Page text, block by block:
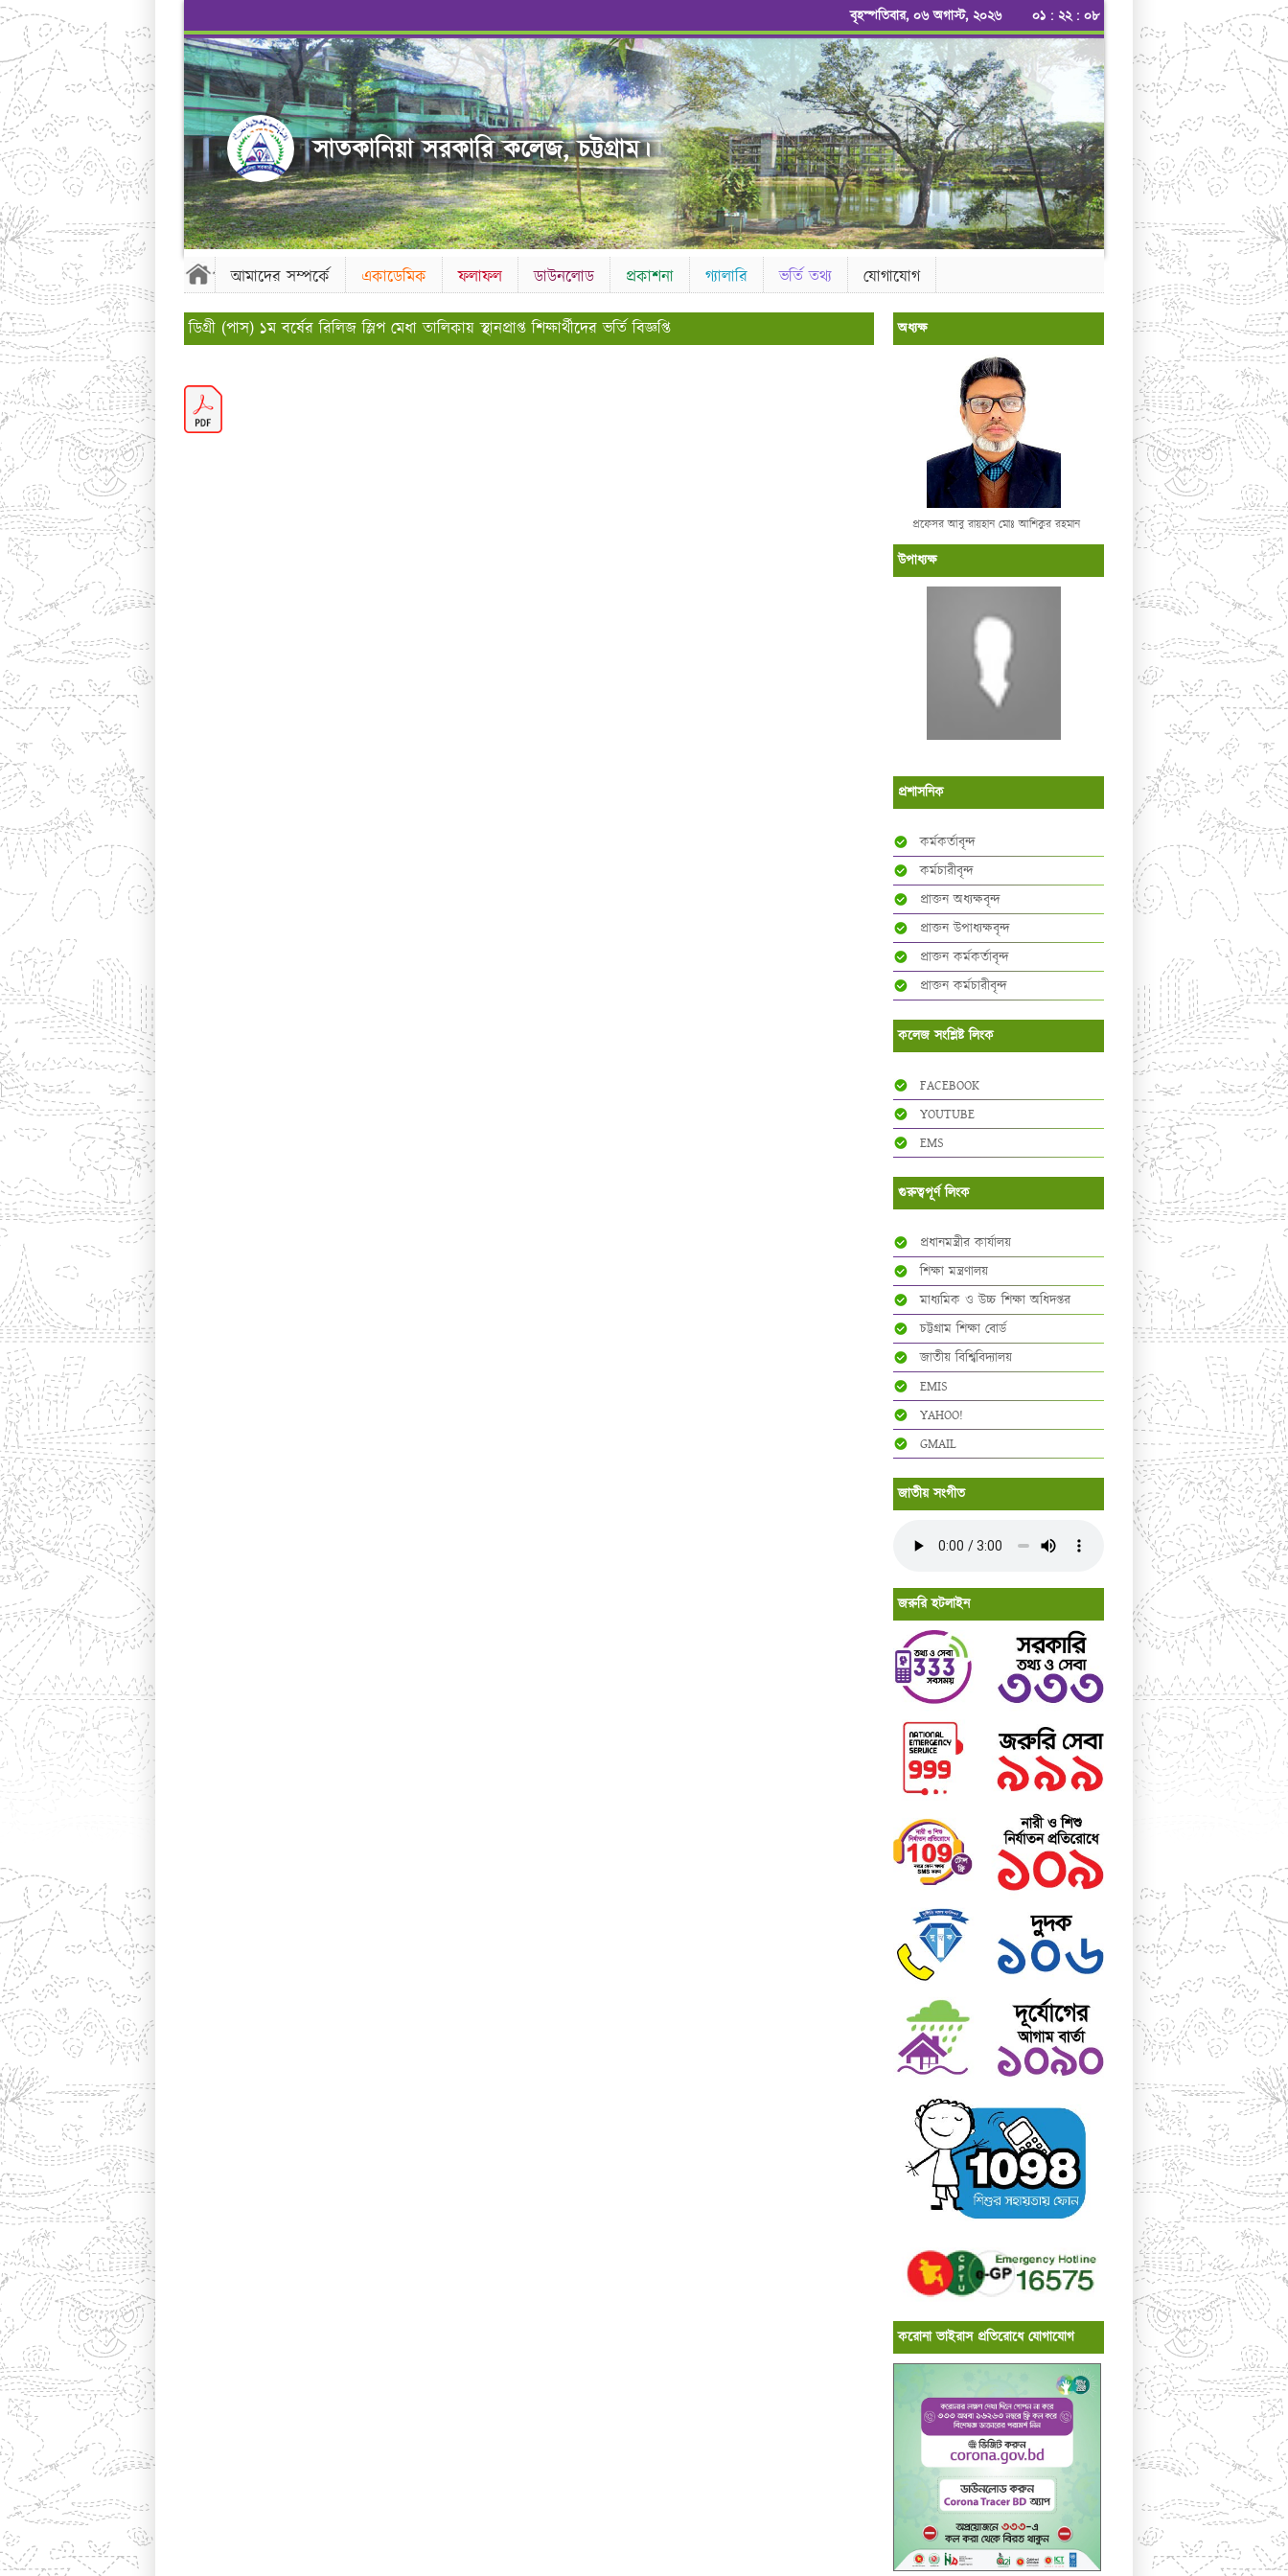
বৃহস্পতিবার, ০৬ অগাস্ট, ২০২৬ ০১ : ২২ : ০৯
সাতকানিয়া সরকারি কলেজ, চট্টগ্রাম।
আমাদের সম্পর্কে একাডেমিক ফলাফল ডাউনলোড প্রকাশনা গ্যালারি ভর্তি তথ্য যোগাযোগ
ডিগ্রী (পাস) ১ম বর্ষের রিলিজ স্লিপ মেধা তালিকায় স্থানপ্রাপ্ত শিক্ষার্থীদের ভর্তি বিজ্ঞপ্তি অধ্যক্ষ
প্রফেসর আবু রায়হান মোঃ আশিকুর রহমান
উপাধ্যক্ষ
প্রশাসনিক
কর্মকর্তাবৃন্দ
কর্মচারীবৃন্দ
প্রাক্তন অধ্যক্ষবৃন্দ
প্রাক্তন উপাধ্যক্ষবৃন্দ
প্রাক্তন কর্মকর্তাবৃন্দ
প্রাক্তন কর্মচারীবৃন্দ
কলেজ সংশ্লিষ্ট লিংক
FACEBOOK
YOUTUBE
EMS
গুরুত্বপূর্ণ লিংক
প্রধানমন্ত্রীর কার্যালয়
শিক্ষা মন্ত্রণালয়
মাধ্যমিক ও উচ্চ শিক্ষা অধিদপ্তর
চট্টগ্রাম শিক্ষা বোর্ড
জাতীয় বিশ্বিবিদ্যালয়
EMIS
YAHOO!
GMAIL
জাতীয় সংগীত
জরুরি হটলাইন
করোনা ভাইরাস প্রতিরোধে যোগাযোগ